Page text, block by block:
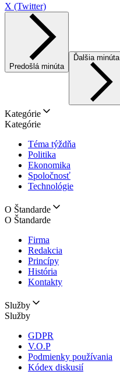
X (Twitter)
Predošlá minúta
Ďalšia minúta
Kategórie
Kategórie
Téma týždňa
Politika
Ekonomika
Spoločnosť
Technológie
O Štandarde
O Štandarde
Firma
Redakcia
Princípy
História
Kontakty
Služby
Služby
GDPR
V.O.P
Podmienky používania
Kódex diskusií